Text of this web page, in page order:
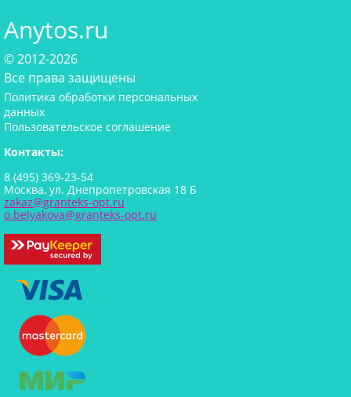
Anytos.ru
© 2012-2026
Все права защищены
Политика обработки персональных
данных
Пользовательское соглашение
Контакты:
8 (495) 369-23-54
Москва, ул. Днепропетровская 18 Б
zakaz@granteks-opt.ru
o.belyakova@granteks-opt.ru